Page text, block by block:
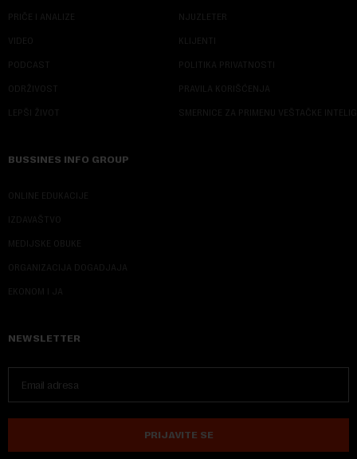
PRIČE I ANALIZE
VIDEO
PODCAST
ODRŽIVOST
LEPŠI ŽIVOT
NJUZLETER
KLIJENTI
POLITIKA PRIVATNOSTI
PRAVILA KORIŠĆENJA
SMERNICE ZA PRIMENU VEŠTAČKE
BUSSINES INFO GROUP
ONLINE EDUKACIJE
IZDAVAŠTVO
MEDIJSKE OBUKE
ORGANIZACIJA DOGADJAJA
EKONOM I JA
NEWSLETTER
PRIJAVITE SE